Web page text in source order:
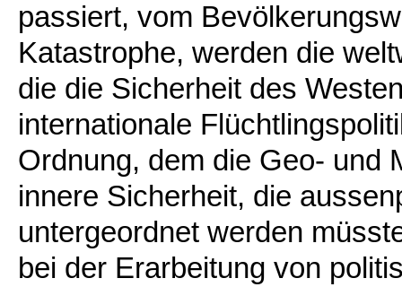
passiert, vom
Katastrophe, werden die
die die Sicherheit des
internationale
Ordnung, dem die Geo- und
innere Sicherheit, die
untergeordnet werden
bei der Erarbeitung von